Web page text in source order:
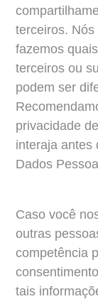
terceiros.
fazemos
terceiros ou
podem ser
privacidade
interaja antes
Dados
Caso você
outras
competência
tais